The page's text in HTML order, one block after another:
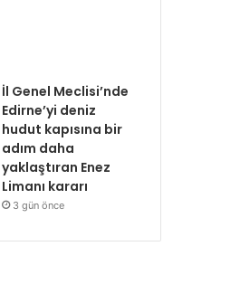
İl Genel Meclisi’nde
Edirne’yi deniz
hudut kapısına bir
adım daha
yaklaştıran Enez
Limanı kararı
3 gün önce